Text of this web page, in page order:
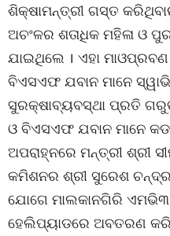
ଶିକ୍ଷାମନ୍ତ୍ରୀ ଗସ୍ତ
ଅଚଂଳର ଶତାଧିକ ମହିଳା ଓ
ଯାଇଥିଲେ । ଏହା
ବିଏସଏଫ ଯବାନ ମାନେ
ସୁରକ୍ଷାବ୍ୟବସ୍ଥା ପ୍ରତି
ଓ ବିଏସଏଫ ଯବାନ ମାନେ
ଅପରାହ୍ନରେ ମନ୍ତ୍ରୀ ଶ୍ରୀ
କମିଶନର ଶ୍ରୀ ସୁରେଶ
ଯୋଗେ ମାଲକାନଗିରି
ହେଲିପ୍ୟାଡରେ ଅବତରଣ କରି